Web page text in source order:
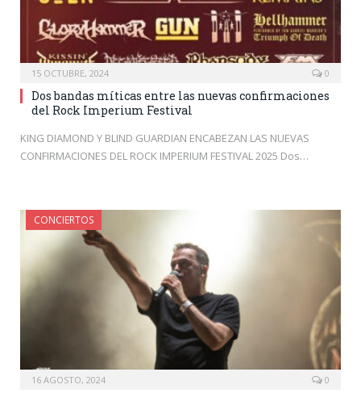
15 OCTUBRE, 2024 0
Dos bandas míticas entre las nuevas confirmaciones
del Rock Imperium Festival
KING DIAMOND Y BLIND GUARDIAN ENCABEZAN LAS NUEVAS
CONFIRMACIONES DEL ROCK IMPERIUM FESTIVAL 2025 Dos…
CONCIERTOS
16 AGOSTO, 2024 0